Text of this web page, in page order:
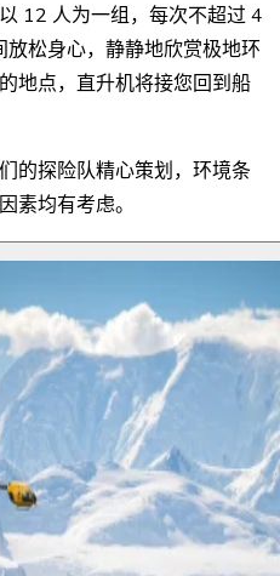
12 人为一组，每次不超过 4
松身心，静静地欣赏极地环
地点，直升机将接您回到船
的探险队精心策划，环境条
素均有考虑。